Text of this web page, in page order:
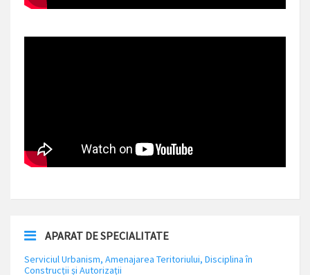
APARAT DE SPECIALITATE
Serviciul Urbanism, Amenajarea Teritoriului, Disciplina în
Construcții și Autorizații